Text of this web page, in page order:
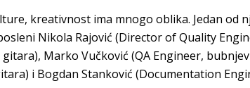
kreativnost ima mnogo oblika. Jedan od
Nikola Rajović (Director of Quality
Marko Vučković (QA Engineer,
i Bogdan Stanković (Documentation